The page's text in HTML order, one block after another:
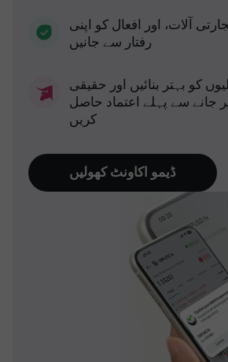
آلات، اور افعال کو اپنی
رفتار سے جانیں
کو بہتر بنائیں اور حقیقی
جانے سے پہلے اعتماد حاصل
کریں
ڈیمو اکاونٹ کھولیں